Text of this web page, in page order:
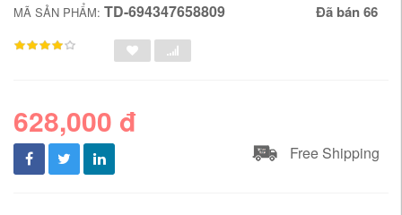
MÃ SẢN PHẨM: TD-694347658809 Đã bán 66
628,000 đ
Free Shipping